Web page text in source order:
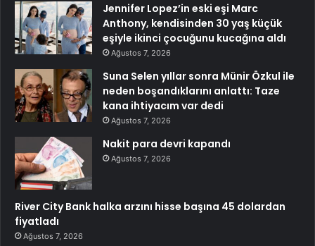
Jennifer Lopez’in eski eşi Marc
Anthony, kendisinden 30 yaş küçük
eşiyle ikinci çocuğunu kucağına aldı
Ağustos 7, 2026
Suna Selen yıllar sonra Münir Özkul ile
neden boşandıklarını anlattı: Taze
kana ihtiyacım var dedi
Ağustos 7, 2026
Nakit para devri kapandı
Ağustos 7, 2026
River City Bank halka arzını hisse başına 45 dolardan
fiyatladı
Ağustos 7, 2026